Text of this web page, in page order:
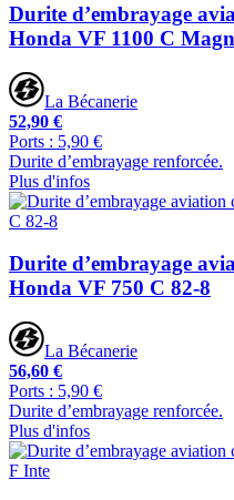
Durite d’embrayage
Honda VF 1100 C Magn
La Bécanerie
52,90 €
Ports : 5,90 €
Durite d’embrayage renforcée.
Plus d'infos
Durite d’embrayage
Honda VF 750 C 82-8
La Bécanerie
56,60 €
Ports : 5,90 €
Durite d’embrayage renforcée.
Plus d'infos